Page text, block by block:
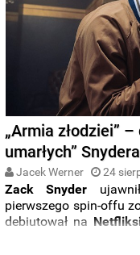
„Armia złodziei”
umarłych”
Jacek Werner 24
Zack Snyder
pierwszego spin-offu
debiutował na